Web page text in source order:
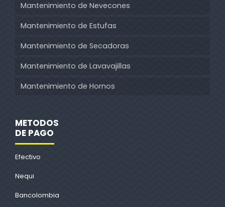
Mantenimiento de Nevecones
Mantenimiento de Estufas
Mantenimiento de Secadoras
Mantenimiento de Lavavajillas
Mantenimiento de Hornos
METODOS
DE PAGO
Efectivo
Nequi
Bancolombia